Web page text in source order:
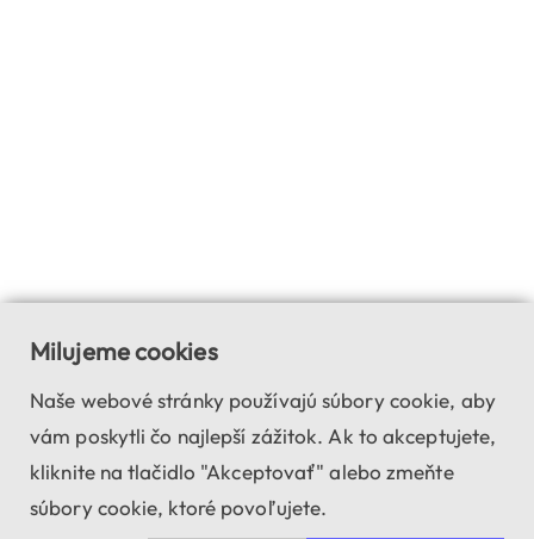
Milujeme cookies
Naše webové stránky používajú súbory cookie, aby
vám poskytli čo najlepší zážitok. Ak to akceptujete,
kliknite na tlačidlo "Akceptovať" alebo zmeňte
súbory cookie, ktoré povoľujete.